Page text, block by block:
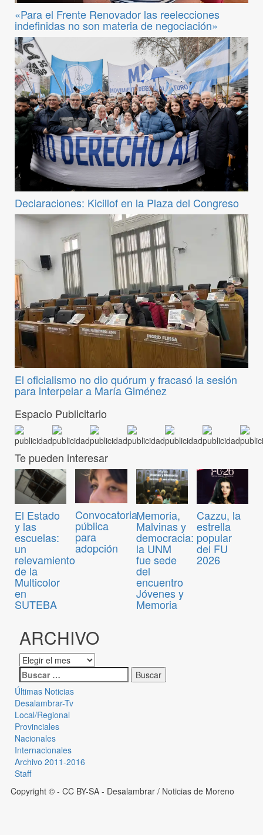
«Para el Frente Renovador las reelecciones
indefinidas no son materia de negociación»
Declaraciones: Kicillof en la Plaza del Congreso
El oficialismo no dio quórum y fracasó la sesión
para interpelar a María Giménez
Espacio Publicitario
Te pueden interesar
El Estado
y las
escuelas:
un
relevamiento
de la
Multicolor
en
SUTEBA
Convocatoria
pública
para
adopción
Memoria,
Malvinas y
democracia:
la UNM
fue sede
del
encuentro
Jóvenes y
Memoria
Cazzu, la
estrella
popular
del FU
2026
ARCHIVO
Últimas Noticias
Desalambrar-Tv
Local/Regional
Provinciales
Nacionales
Internacionales
Archivo 2011-2016
Staff
Copyright © - CC BY-SA - Desalambrar / Noticias de Moreno